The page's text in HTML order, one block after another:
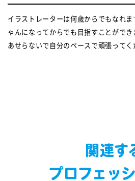
イラストレーターは何歳からでもなれ
ゃんになってからでも目指すことができ
あせらないで自分のペースで頑張ってく
関連す
プロフェッ